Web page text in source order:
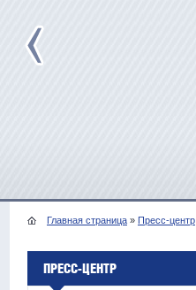
Главная страница » Пресс-центр
ПРЕСС-ЦЕНТР